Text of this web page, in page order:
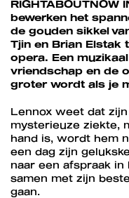
RIGHTABOUTNOW
bewerken het
de gouden sikkel
Tjin en Brian Elstak
opera. Een
vriendschap en de
groter wordt als je
Lennox weet dat
mysterieuze ziekte,
hand is, wordt hem
een dag zijn
naar een afspraak
samen met zijn
gaan.